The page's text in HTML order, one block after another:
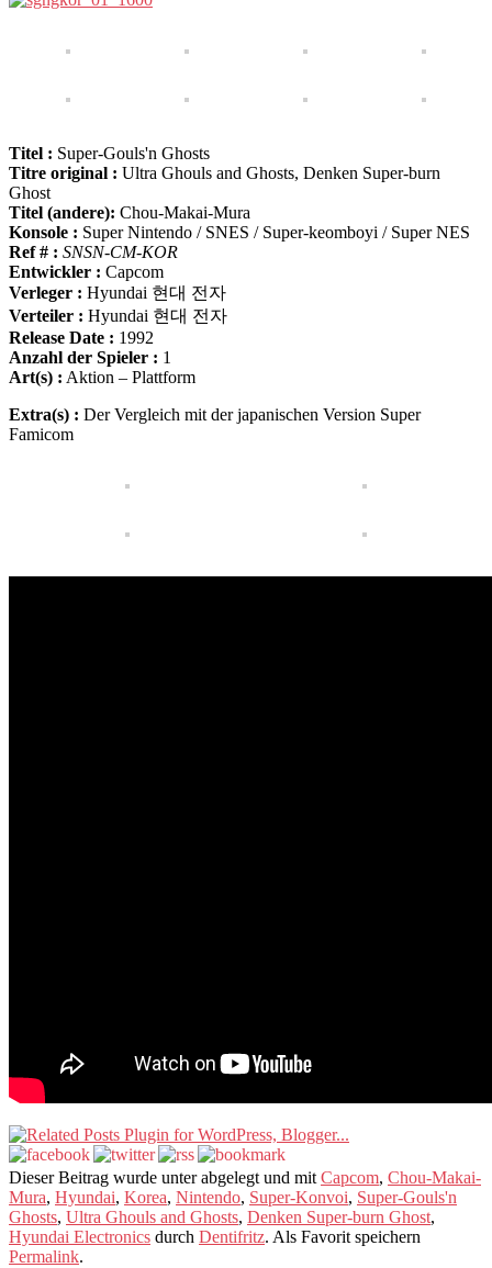
Titel : Super-Gouls'n Ghosts
Titre original : Ultra Ghouls and Ghosts, Denken Super-burn
Ghost
Titel (andere): Chou-Makai-Mura
Konsole : Super Nintendo / SNES / Super-keomboyi / Super NES
Ref # : SNSN-CM-KOR
Entwickler : Capcom
Verleger : Hyundai 현대 전자
Verteiler : Hyundai 현대 전자
Release Date : 1992
Anzahl der Spieler : 1
Art(s) : Aktion – Plattform
Extra(s) : Der Vergleich mit der japanischen Version Super
Famicom
Dieser Beitrag wurde unter abgelegt und mitCapcom, Chou-Makai-
Mura, Hyundai, Korea, Nintendo, Super-Konvoi, Super-Gouls'n
Ghosts, Ultra Ghouls and Ghosts, Denken Super-burn Ghost,
Hyundai Electronics durch Dentifritz. Als Favorit speichern
Permalink.